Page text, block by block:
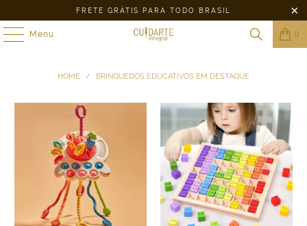
FRETE GRÁTIS PARA TODO BRASIL
Menu 0
HOME / BRINQUEDOS EDUCATIVOS EM DESTAQUE